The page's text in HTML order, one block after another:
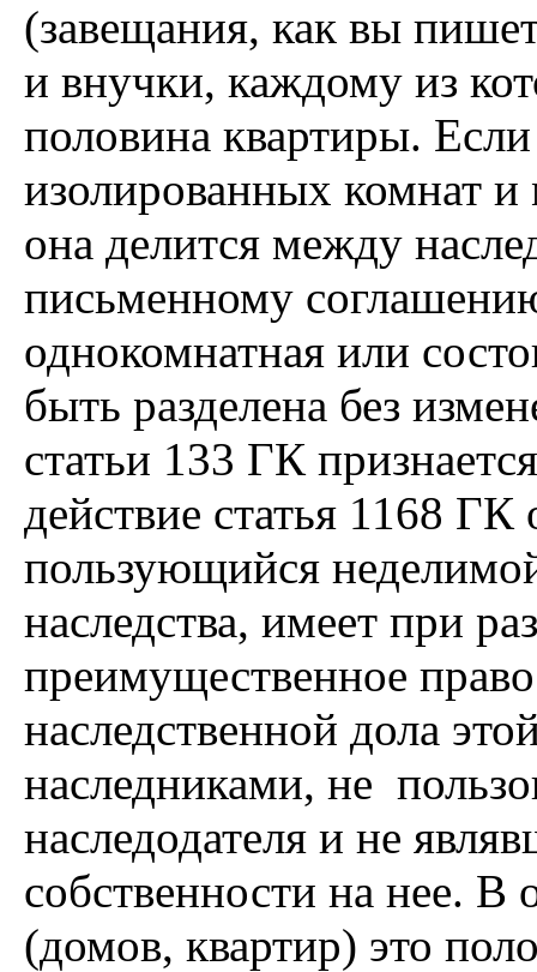
(завещания, как вы
и внучки, каждому из
половина квартиры.
изолированных комнат и
она делится между
письменному
однокомнатная или
быть разделена без
статьи 133 ГК
действие статья 1168
пользующийся
наследства, имеет при
преимущественное
наследственной дола
наследниками, не
наследодателя и не
собственности на нее.
(домов, квартир) это